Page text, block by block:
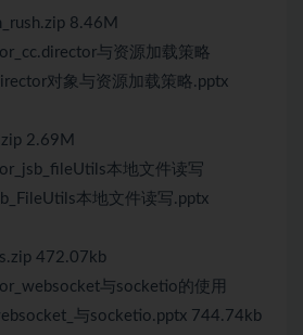
8.46M
与资源加载策略
对象与资源加载策略.pptx
2.69M
本地文件读写
本地文件读写.pptx
472.07kb
与socketio的使用
与socketio.pptx 744.74kb